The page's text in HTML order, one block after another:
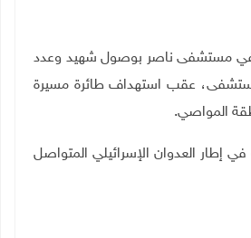
مستشفى ناصر بوصول شهيد وعدد
عقب استهداف طائرة مسيرة
المواصي.
إطار العدوان الإسرائيلي المتواصل